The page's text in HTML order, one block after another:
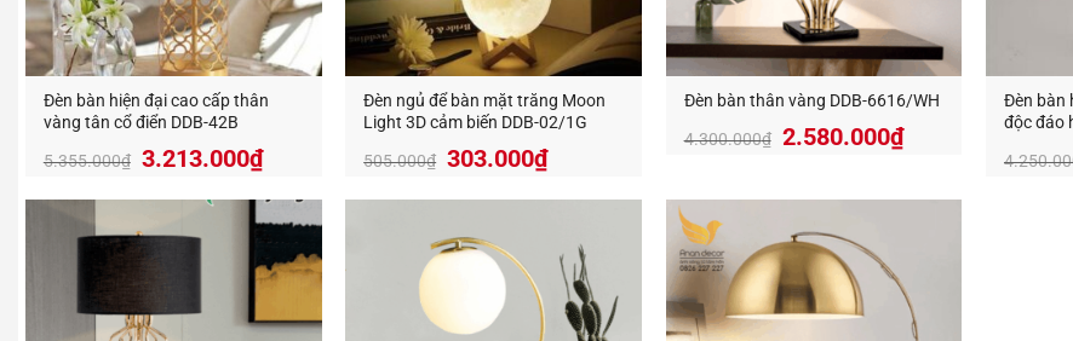
Đèn Trang Trí An An Decor
chuyên thiết kế và cung cấp các loại đèn
An An Decor–
Ánh sáng từ tâm hồn
Địa Chỉ: 412 Phạm Văn Đồng, P.11, Q.Bình Thạnh, Tp.Hồ Chí Minh
Hotline:
0826.227.227–0813.160.160(zalo)
Đèn bàn hiện đại cao cấp thân
vàng tân cổ điển DDB-42B
5.355.000₫ Giá
là:
5.355.000₫.
3.213.000₫Giá
hiện
tại
là:
3.213.000₫.
Đèn ngủ để bàn mặt trăng Moon
Light 3D cảm biến DDB-02/1G
505.000₫ 303.000₫
Đèn bàn thân vàng DDB-6616/WH
4.300.000₫ 2.580.000₫
Đèn bàn
độc đáo